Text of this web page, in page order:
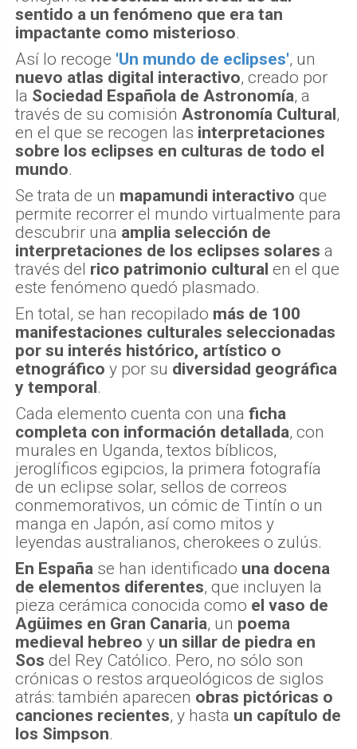
sentido a un fenómeno que era tan
impactante como misterioso.
Así lo recoge 'Un mundo de eclipses', un
nuevo atlas digital interactivo, creado por
la Sociedad Española de Astronomía, a
través de su comisión Astronomía Cultural,
en el que se recogen las interpretaciones
sobre los eclipses en culturas de todo el
mundo.
Se trata de un mapamundi interactivo que
permite recorrer el mundo virtualmente para
descubrir una amplia selección de
interpretaciones de los eclipses solares a
través del rico patrimonio cultural en el que
este fenómeno quedó plasmado.
En total, se han recopilado más de 100
manifestaciones culturales seleccionadas
por su interés histórico, artístico o
etnográfico y por su diversidad geográfica
y temporal.
Cada elemento cuenta con una ficha
completa con información detallada, con
murales en Uganda, textos bíblicos,
jeroglíficos egipcios, la primera fotografía
de un eclipse solar, sellos de correos
conmemorativos, un cómic de Tintín o un
manga en Japón, así como mitos y
leyendas australianos, cherokees o zulús.
En España se han identificado una docena
de elementos diferentes, que incluyen la
pieza cerámica conocida como el vaso de
Agüimes en Gran Canaria, un poema
medieval hebreo y un sillar de piedra en
Sos del Rey Católico. Pero, no sólo son
crónicas o restos arqueológicos de siglos
atrás: también aparecen obras pictóricas o
canciones recientes, y hasta un capítulo de
los Simpson.